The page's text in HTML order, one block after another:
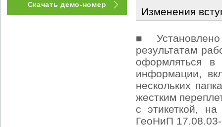
Скачать демо-номер
Изменения
■
результатам
оформляться в
информации,
нескольких
жестким
с этикеткой,
ГеоНиП